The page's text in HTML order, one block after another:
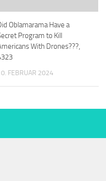
Oblamarama Have a
Program to Kill
With Drones???,
FEBRUAR 2024